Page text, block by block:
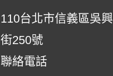
110台北市信義區吳興
街250號
聯絡電話